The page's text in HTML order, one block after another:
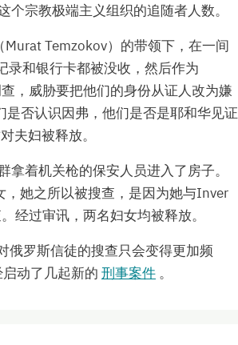
宗教极端主义组织的追随者人数。
Temzokov）的带领下，在一间
录和银行卡都被没收，然后作为
，威胁要把他们的身份从证人改为嫌
否认识因弗，他们是否是耶和华见证
夫妇被释放。
着机关枪的保安人员进入了房子。
，她之所以被搜查，是因为她与Inver
经过审讯，两名妇女均被释放。
俄罗斯信徒的搜查只会变得更加频
动了几起新的 刑事案件 。